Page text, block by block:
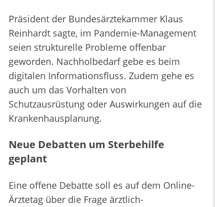
Präsident der Bundesärztekammer Klaus
Reinhardt sagte, im Pandemie-Management
seien strukturelle Probleme offenbar
geworden. Nachholbedarf gebe es beim
digitalen Informationsfluss. Zudem gehe es
auch um das Vorhalten von
Schutzausrüstung oder Auswirkungen auf die
Krankenhausplanung.
Neue Debatten um Sterbehilfe
geplant
Eine offene Debatte soll es auf dem Online-
Ärztetag über die Frage ärztlich-